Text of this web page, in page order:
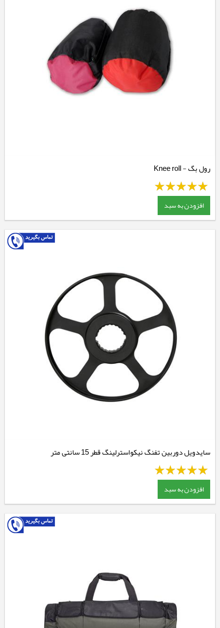
رول بگ - Knee roll
افزودن به سبد
سایدویل دوربین تفنگ نیکواسترلینگ قطر 15 سانتی متر
افزودن به سبد